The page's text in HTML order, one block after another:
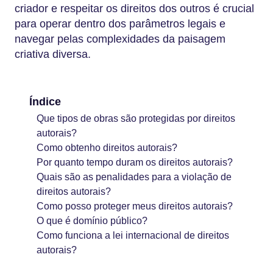
criador e respeitar os direitos dos outros é crucial
para operar dentro dos parâmetros legais e
navegar pelas complexidades da paisagem
criativa diversa.
Índice
Que tipos de obras são protegidas por direitos
autorais?
Como obtenho direitos autorais?
Por quanto tempo duram os direitos autorais?
Quais são as penalidades para a violação de
direitos autorais?
Como posso proteger meus direitos autorais?
O que é domínio público?
Como funciona a lei internacional de direitos
autorais?